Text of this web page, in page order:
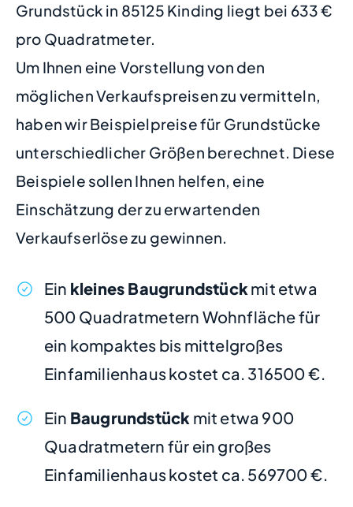
Grundstück in 85125 Kinding liegt bei 633 €
pro Quadratmeter.
Um Ihnen eine Vorstellung von den
möglichen Verkaufspreisen zu vermitteln,
haben wir Beispielpreise für Grundstücke
unterschiedlicher Größen berechnet. Diese
Beispiele sollen Ihnen helfen, eine
Einschätzung der zu erwartenden
Verkaufserlöse zu gewinnen.
Ein kleines Baugrundstückmit etwa
500 Quadratmetern Wohnfläche für
ein kompaktes bis mittelgroßes
Einfamilienhaus kostet ca. 316500 €.
Ein Baugrundstück mit etwa 900
Quadratmetern für ein großes
Einfamilienhaus kostet ca. 569700 €.